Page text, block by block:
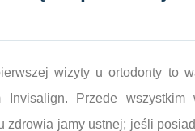
wizyty u ortodonty to
Invisalign. Przede
zdrowia jamy ustnej; jeśli